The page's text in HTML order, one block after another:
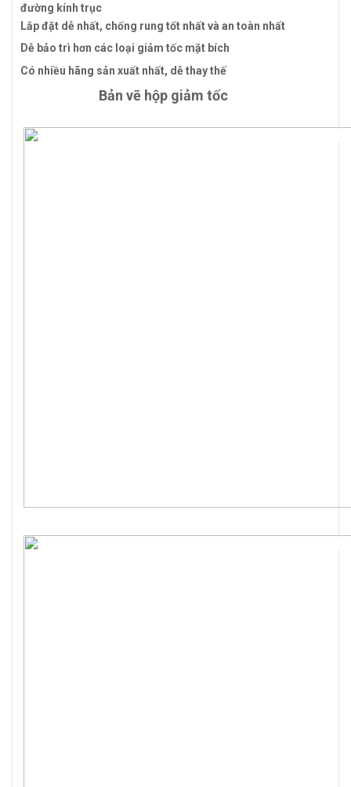
đường kính trục
Lắp đặt dễ nhất, chống rung tốt nhất và an toàn nhất
Dễ bảo trì hơn các loại giảm tốc mặt bích
Có nhiều hãng sản xuất nhất, dễ thay thế
Bản vẽ hộp giảm tốc